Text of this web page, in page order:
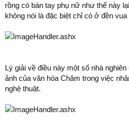
rồng có bàn tay phụ nữ như thế này
không nói là đặc biệt chỉ có ở đền
Lý giải về điều này một số nhà
ảnh của văn hóa Chăm trong việc
nghệ thuật.